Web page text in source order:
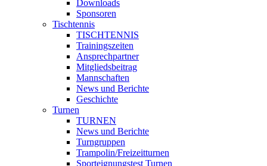
Downloads
Sponsoren
Tischtennis
TISCHTENNIS
Trainingszeiten
Ansprechpartner
Mitgliedsbeitrag
Mannschaften
News und Berichte
Geschichte
Turnen
TURNEN
News und Berichte
Turngruppen
Trampolin/Freizeitturnen
Sporteignungstest Turnen